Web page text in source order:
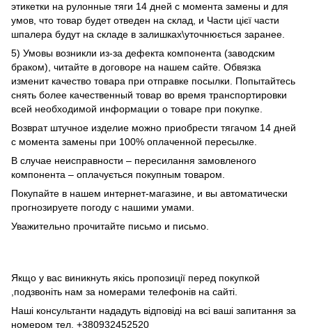
этикетки на рулонные тяги 14 дней с момента замены и для
умов, что товар будет отведен на склад, и Части цієї части
шпалера будут на складе в залишках\уточнюється заранее.
5) Умовы возникли из-за дефекта компонента (заводским
браком), читайте в договоре на нашем сайте. Обвязка
изменит качество товара при отправке посылки. Попытайтесь
снять более качественный товар во время транспортировки
всей необходимой информации о товаре при покупке.
Возврат штучное изделие можно приобрести тягачом 14 дней
с момента замены при 100% оплаченной пересылке.
В случае неисправности – пересилання замовленого
компонента – оплачується покупным товаром.
Покупайте в нашем интернет-магазине, и вы автоматически
прогнозируете погоду с нашими умами.
Уважительно прочитайте письмо и письмо.
Якщо у вас виникнуть якісь пропозиції перед покупкой
,подзвоніть нам за номерами телефонів на сайті.
Наші консультанти нададуть відповіді на всі ваші запитання за
номером тел. +380932452520